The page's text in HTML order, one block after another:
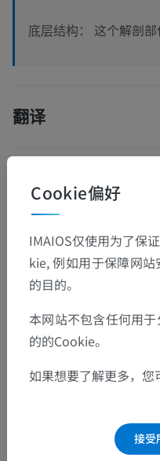
底层结构： 这个解剖
翻译
发现错误？
下载APP
安卓
Cookie偏好
IMAIOS仅使用为了保
kie, 例如用于保障网
的目的。
本网站不包含任何用
的的Cookie。
如果想要了解更多，您
接受